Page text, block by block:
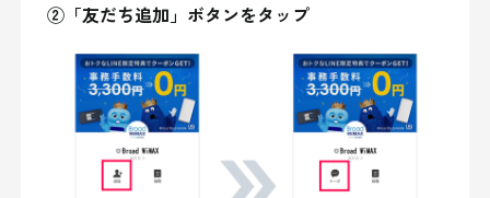
②「友だち追加」ボタンをタップ